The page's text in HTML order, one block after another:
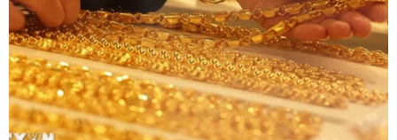
thương vong
28/07/2026 22:51
Động đất tại Nhật Bản: Cộng đồng
người Việt vẫn an toàn